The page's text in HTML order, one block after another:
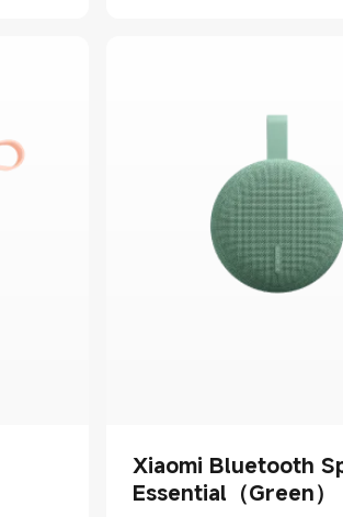
Xiaomi Bluetooth
Essential（Green）